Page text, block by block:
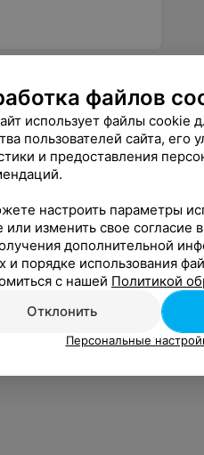
файлов
использует файлы cookie
пользователей сайта, его
и предоставления
настроить параметры
или изменить свое согласие
дополнительной
и порядке использования
с нашей Политикой
Отклонить
Персональные